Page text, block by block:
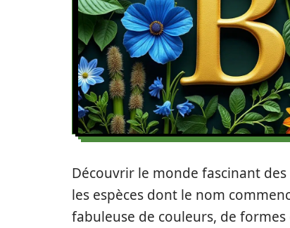
Découvrir le monde fascinant
les espèces dont le nom
fabuleuse de couleurs, de